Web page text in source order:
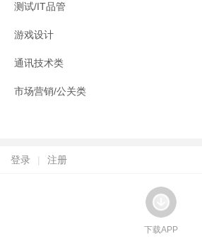
测试/IT品管
游戏设计
通讯技术类
市场营销/公关类
登录 | 注册
下载APP